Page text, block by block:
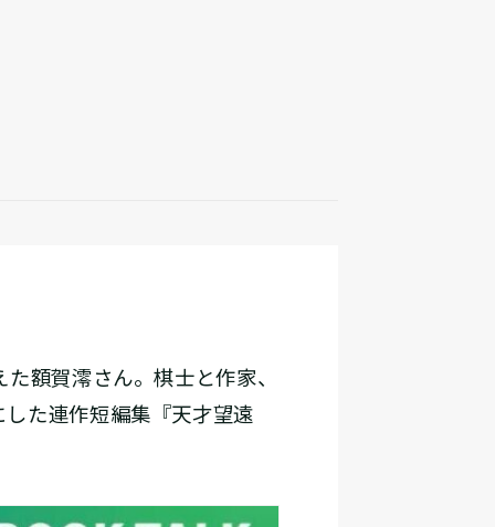
額賀澪さん。棋士と作家、
た連作短編集『天才望遠